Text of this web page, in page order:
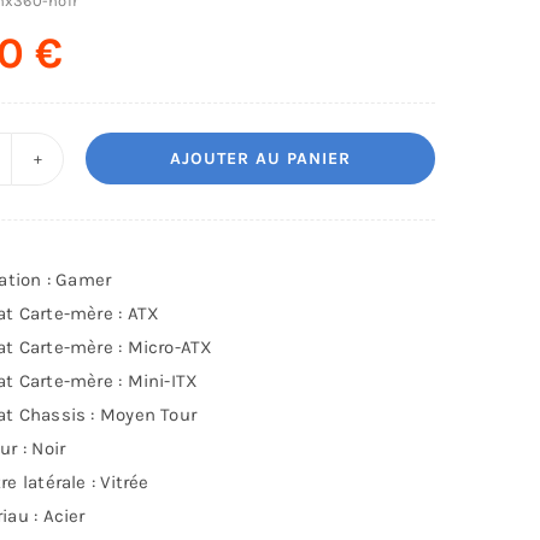
€
AJOUTER AU PANIER
: Gamer
Carte-mère : ATX
Carte-mère : Micro-ATX
Carte-mère : Mini-ITX
Chassis : Moyen Tour
: Noir
latérale : Vitrée
: Acier